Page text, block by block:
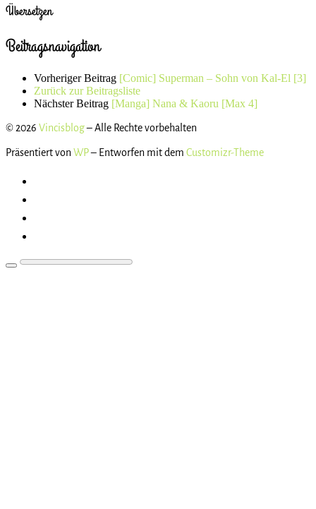
Übersetzen
Beitragsnavigation
Vorheriger Beitrag [Comic] Superman – Sohn von Kal-El [3]
Zurück zur Beitragsliste
Nächster Beitrag [Manga] Nana & Kaoru [Max 4]
© 2026 Vincisblog– Alle Rechte vorbehalten
Präsentiert von WP– Entworfen mit dem Customizr-Theme